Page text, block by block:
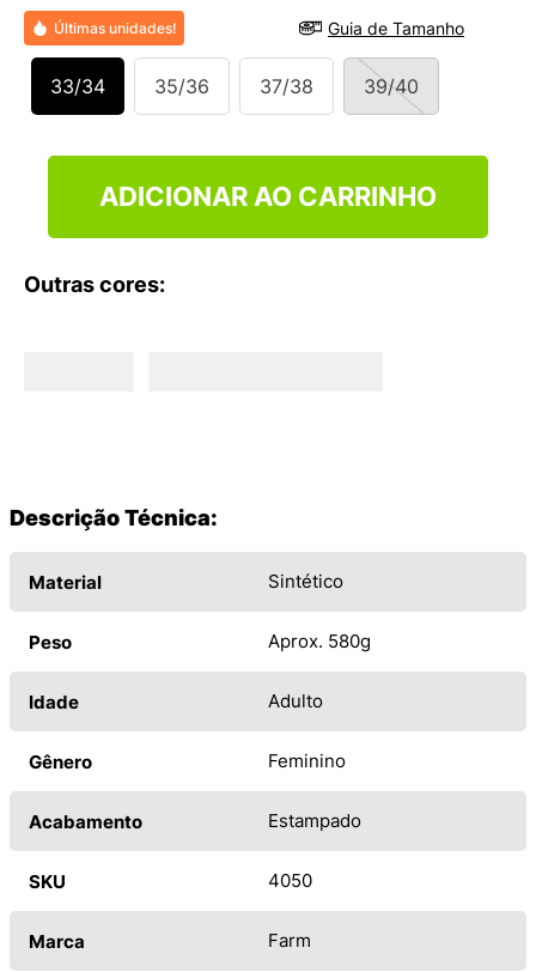
Últimas unidades! Guia de Tamanho
33/34 35/36 37/38 39/40
ADICIONAR AO CARRINHO
Outras cores:
Descrição Técnica:
Material Sintético
Peso Aprox. 580g
Idade Adulto
Gênero Feminino
Acabamento Estampado
SKU 4050
Marca Farm
9º
NEW 530
10º VANS TÊNIS VANS ULTRARANGE